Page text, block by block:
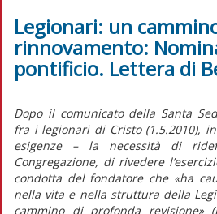
Legionari: un
rinnovamento:
pontificio. Lettera di
Dopo il comunicato della Santa
fra i legionari di Cristo (1.5.2010),
esigenze – la necessità di
Congregazione, di rivedere
condotta del fondatore che «ha
nella vita e nella struttura della
cammino di profonda revisione»